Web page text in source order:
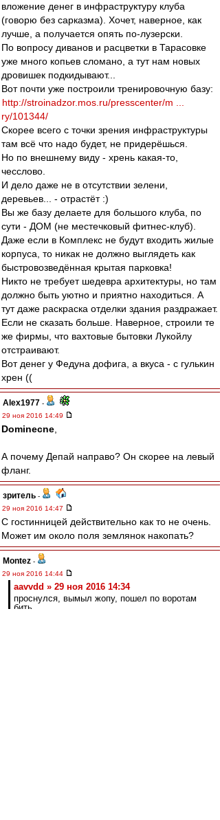
вложение денег в инфраструктуру клуба
(говорю без сарказма). Хочет, наверное, как
лучше, а получается опять по-лузерски.
По вопросу диванов и расцветки в Тарасовке
уже много копьев сломано, а тут нам новых
дровишек подкидывают...
Вот почти уже построили тренировочную базу:
http://stroinadzor.mos.ru/presscenter/m ...
ry/101344/
Скорее всего с точки зрения инфраструктуры
там всё что надо будет, не придерёшься.
Но по внешнему виду - хрень какая-то,
чесслово.
И дело даже не в отсутствии зелени,
деревьев... - отрастёт :)
Вы же базу делаете для большого клуба, по
сути - ДОМ (не местечковый фитнес-клуб).
Даже если в Комплекс не будут входить жилые
корпуса, то никак не должно выглядеть как
быстровозведённая крытая парковка!
Никто не требует шедевра архитектуры, но там
должно быть уютно и приятно находиться. А
тут даже раскраска отделки здания раздражает.
Если не сказать больше. Наверное, строили те
же фирмы, что вахтовые бытовки Лукойлу
отстраивают.
Вот денег у Федуна дофига, а вкуса - с гулькин
хрен ((
Alex1977 -
29 ноя 2016 14:49
Dominecne
А почему Депай направо? Он скорее на левый
фланг.
зpитель -
29 ноя 2016 14:47
С гостинницей действительно как то не очень.
Может им около поля землянок накопать?
Montez -
29 ноя 2016 14:44
aavvdd » 29 ноя 2016 14:34
проснулся, вымыл жопу, пошел по воротам
бить